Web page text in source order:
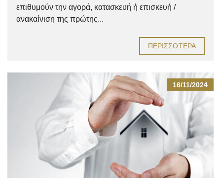
επιθυμούν την αγορά, κατασκευή ή επισκευή /
ανακαίνιση της πρώτης...
ΠΕΡΙΣΣΌΤΕΡΑ
16/11/2024